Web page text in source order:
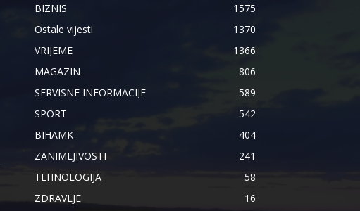
BIZNIS
1575
Ostale vijesti
1370
VRIJEME
1366
MAGAZIN
806
SERVISNE INFORMACIJE
589
SPORT
542
BIHAMK
404
ZANIMLJIVOSTI
241
TEHNOLOGIJA
58
ZDRAVLJE
16